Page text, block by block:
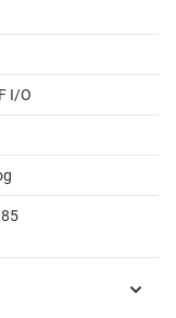
I/O